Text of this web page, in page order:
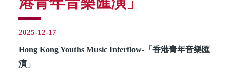
2025-12-17
Hong Kong Youths Music Interflow-「香港青年音樂匯
演」